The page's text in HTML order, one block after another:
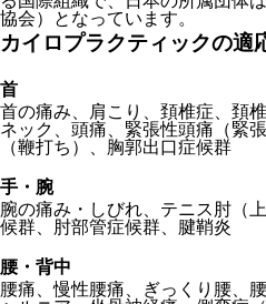
協会）となっています。
カイロプラクティックの適
首
首の痛み、肩こり、頚椎症、頚
ネック、頭痛、緊張性頭痛（緊
（鞭打ち）、胸郭出口症候群
手・腕
腕の痛み・しびれ、テニス肘（
候群、肘部管症候群、腱鞘炎
腰・背中
腰痛、慢性腰痛、ぎっくり腰、